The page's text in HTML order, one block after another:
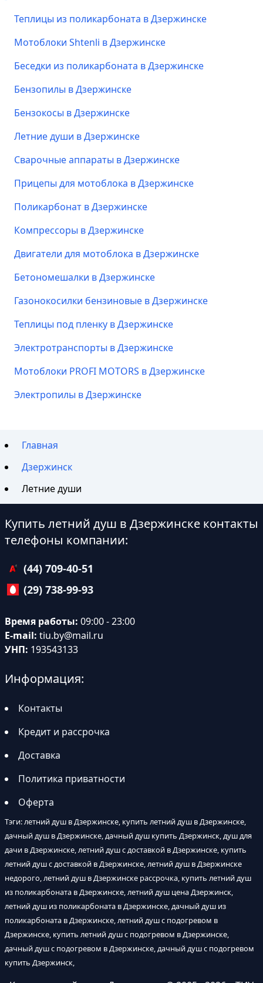
Теплицы из поликарбоната в Дзержинске
Мотоблоки Shtenli в Дзержинске
Беседки из поликарбоната в Дзержинске
Бензопилы в Дзержинске
Бензокосы в Дзержинске
Летние души в Дзержинске
Сварочные аппараты в Дзержинске
Прицепы для мотоблока в Дзержинске
Поликарбонат в Дзержинске
Компрессоры в Дзержинске
Двигатели для мотоблока в Дзержинске
Бетономешалки в Дзержинске
Газонокосилки бензиновые в Дзержинске
Теплицы под пленку в Дзержинске
Электротранспорты в Дзержинске
Мотоблоки PROFI MOTORS в Дзержинске
Электропилы в Дзержинске
Главная
Дзержинск
Летние души
Купить летний душ в Дзержинске контакты
телефоны компании:
(44) 709-40-51
(29) 738-99-93
Время работы: 09:00 - 23:00
E-mail: tiu.by@mail.ru
УНП: 193543133
Информация:
Контакты
Кредит и рассрочка
Доставка
Политика приватности
Оферта
Тэги: летний душ в Дзержинске, купить летний душ в Дзержинске,
дачный душ в Дзержинске, дачный душ купить Дзержинск, душ для
дачи в Дзержинске, летний душ с доставкой в Дзержинске, купить
летний душ с доставкой в Дзержинске, летний душ в Дзержинске
недорого, летний душ в Дзержинске рассрочка, купить летний душ
из поликарбоната в Дзержинске, летний душ цена Дзержинск,
летний душ из поликарбоната в Дзержинске, дачный душ из
поликарбоната в Дзержинске, летний душ с подогревом в
Дзержинске, купить летний душ с подогревом в Дзержинске,
дачный душ с подогревом в Дзержинске, дачный душ с подогревом
купить Дзержинск,